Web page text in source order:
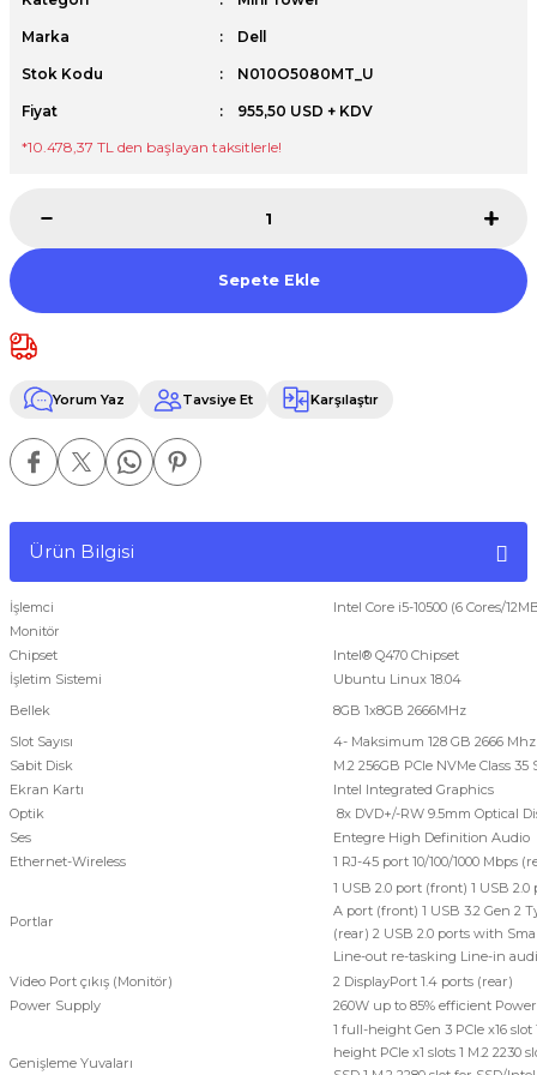
/ XPS+GPU
Marka Dell
Stok Kodu N010O5080MT_U
Fiyat
955,50 USD + KDV
*10.478,37 TL den başlayan taksitlerle!
Sepete Ekle
Yorum Yaz Tavsiye Et Karşılaştır
Ürün Bilgisi
İşlemci
Intel Core i5-10500 (6 Cores/
Monitör
Chipset
Intel® Q470 Chipset
İşletim Sistemi
Ubuntu Linux 18.04
Bellek
8GB 1x8GB 2666MHz
Slot Sayısı
4- Maksimum 128 GB 2666
Sabit Disk
M.2 256GB PCIe NVMe Class
Ekran Kartı
Intel Integrated Graphics
Optik
8x DVD+/-RW 9.5mm Optical
Ses
Entegre High Definition Audio
Ethernet-Wireless
1 RJ-45 port 10/100/1000 Mbps
Portlar
1 USB 2.0 port (front) 1 USB
A port (front) 1 USB 3.2 Gen 2
(rear) 2 USB 2.0 ports with
Line-out re-tasking Line-in
Video Port çıkış (Monitör)
2 DisplayPort 1.4 ports (rear)
Power Supply
260W up to 85% efficient
Genişleme Yuvaları
1 full-height Gen 3 PCIe x16
height PCIe x1 slots 1 M.2 2230